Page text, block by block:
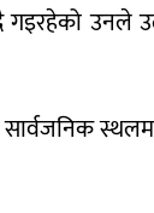
गइरहेको
सार्वजनिक